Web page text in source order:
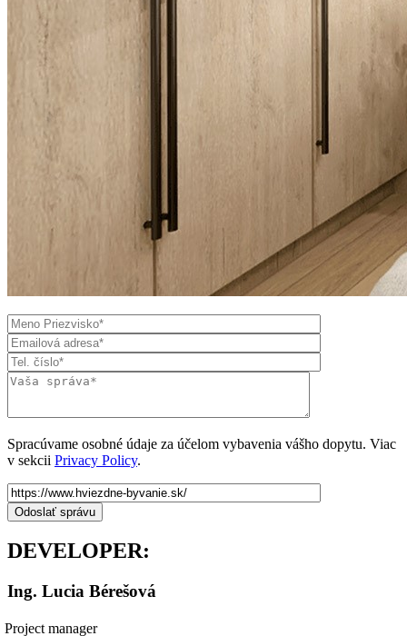
Spracúvame osobné údaje za účelom vybavenia vášho dopytu. Viac
v sekcii Privacy Policy.
DEVELOPER:
Ing. Lucia Bérešová
Project manager